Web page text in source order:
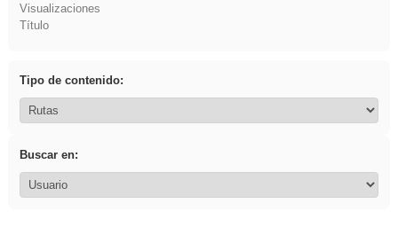
Visualizaciones
Título
Tipo de contenido:
Buscar en: